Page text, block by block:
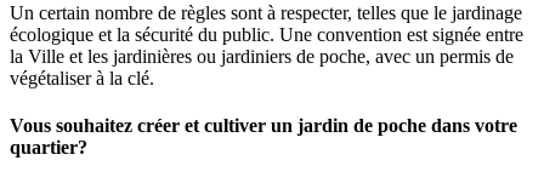
Un certain nombre de règles sont à respecter, telles que le jardinage
écologique et la sécurité du public. Une convention est signée entre
la Ville et les jardinières ou jardiniers de poche, avec un permis de
végétaliser à la clé.
Vous souhaitez créer et cultiver un jardin de poche dans votre
quartier?